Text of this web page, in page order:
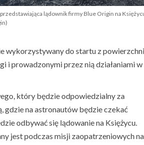
lądownik firmy Blue Origin na
wykorzystywany do startu z powierzchni
i prowadzonymi przez nią działaniami w
który będzie odpowiedzialny za
na astronautów będzie czekać
odbywać się lądowanie na Księżycu.
jest podczas misji zaopatrzeniowych na